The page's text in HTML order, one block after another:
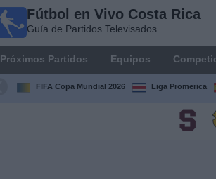
Fútbol en Vivo Costa Rica
Guía de Partidos Televisados
Próximos Partidos Equipos
FIFA Copa Mundial 2026 Liga Promerica